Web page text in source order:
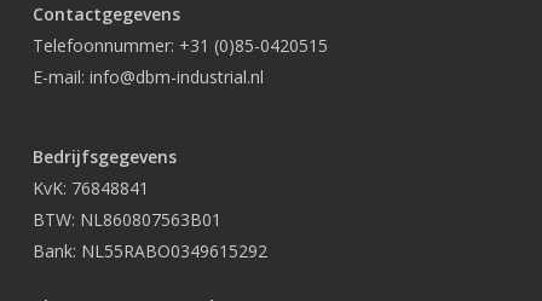
Contactgegevens
Telefoonnummer: +31 (0)85-0420515
E-mail: info@dbm-industrial.nl
Bedrijfsgegevens
KvK: 76848841
BTW: NL860807563B01
Bank: NL55RABO0349615292